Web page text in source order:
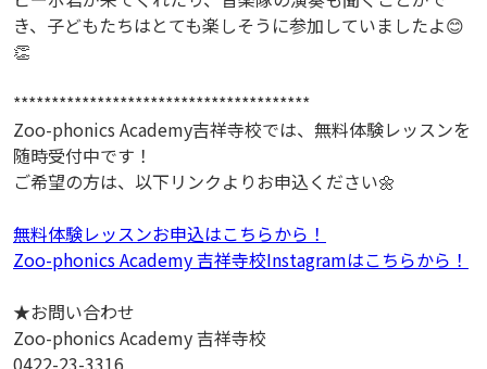
き、子どもたちはとても楽しそうに参加していましたよ😊
👏
***************************************
Zoo-phonics Academy吉祥寺校では、無料体験レッスンを
随時受付中です！
ご希望の方は、以下リンクよりお申込ください🌼
無料体験レッスンお申込はこちらから！
Zoo-phonics Academy 吉祥寺校Instagramはこちらから！
★お問い合わせ
Zoo-phonics Academy 吉祥寺校
0422-23-3316